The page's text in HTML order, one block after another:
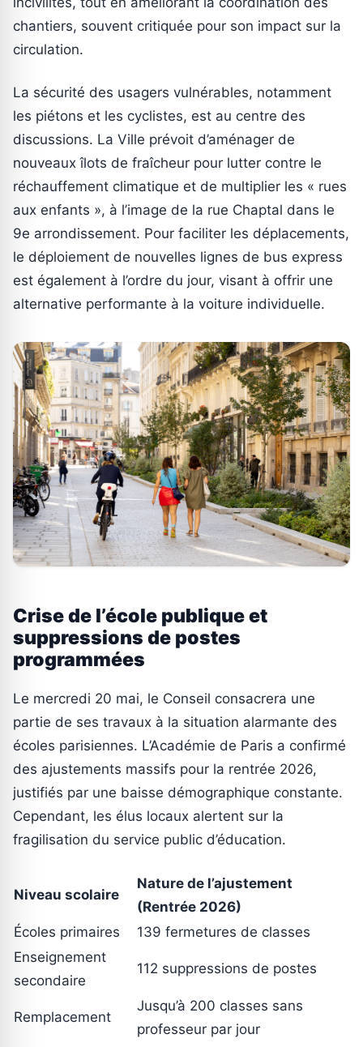
chantiers, souvent critiquée pour son impact sur la
circulation.
La sécurité des usagers vulnérables, notamment
les piétons et les cyclistes, est au centre des
discussions. La Ville prévoit d’aménager de
nouveaux îlots de fraîcheur pour lutter contre le
réchauffement climatique et de multiplier les « rues
aux enfants », à l’image de la rue Chaptal dans le
9e arrondissement. Pour faciliter les déplacements,
le déploiement de nouvelles lignes de bus express
est également à l’ordre du jour, visant à offrir une
alternative performante à la voiture individuelle.
Crise de l’école publique et
suppressions de postes
programmées
Le mercredi 20 mai, le Conseil consacrera une
partie de ses travaux à la situation alarmante des
écoles parisiennes. L’Académie de Paris a confirmé
des ajustements massifs pour la rentrée 2026,
justifiés par une baisse démographique constante.
Cependant, les élus locaux alertent sur la
fragilisation du service public d’éducation.
Niveau scolaire
Nature de l’ajustement
(Rentrée 2026)
Écoles primaires
139 fermetures de classes
Enseignement
secondaire
112 suppressions de postes
Remplacement
Jusqu’à 200 classes sans
professeur par jour